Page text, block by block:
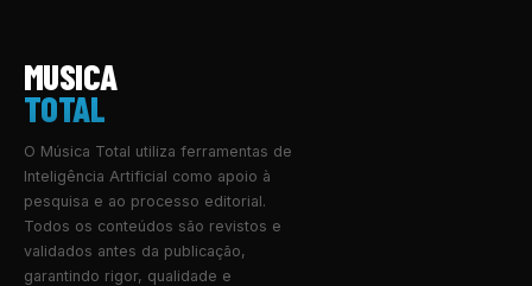
MUSICA
TOTAL
O Música Total utiliza ferramentas de
Inteligência Artificial como apoio à
pesquisa e ao processo editorial.
Todos os conteúdos são revistos e
validados antes da publicação,
garantindo rigor, qualidade e